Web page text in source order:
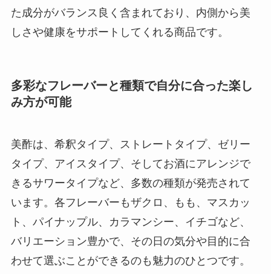
た成分がバランス良く含まれており、内側から美
しさや健康をサポートしてくれる商品です。
多彩なフレーバーと種類で自分に合った楽し
み方が可能
美酢は、希釈タイプ、ストレートタイプ、ゼリー
タイプ、アイスタイプ、そしてお酒にアレンジで
きるサワータイプなど、多数の種類が発売されて
います。各フレーバーもザクロ、もも、マスカッ
ト、パイナップル、カラマンシー、イチゴなど、
バリエーション豊かで、その日の気分や目的に合
わせて選ぶことができるのも魅力のひとつです。